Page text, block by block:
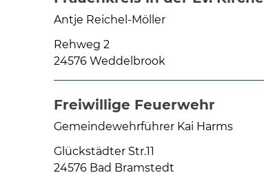
Antje Reichel-Möller
Rehweg 2
24576 Weddelbrook
Freiwillige Feuerwehr
Gemeindewehrführer Kai Harms
Glückstädter Str.11
24576 Bad Bramstedt